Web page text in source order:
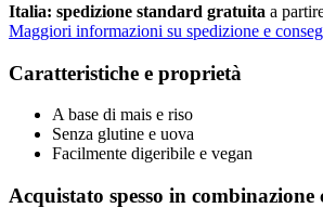
Italia: spedizione standard gratuita a
Maggiori informazioni su spedizione e
Caratteristiche e proprietà
A base di mais e riso
Senza glutine e uova
Facilmente digeribile e vegan
Acquistato spesso in